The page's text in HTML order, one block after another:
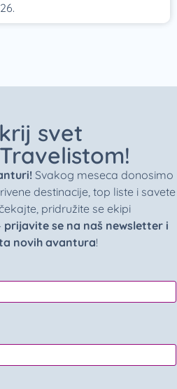
svet
Svakog meseca donosimo
destinacije, top liste i savete
pridružite se ekipi
prijavite se na naš newsletter i
novih avantura!